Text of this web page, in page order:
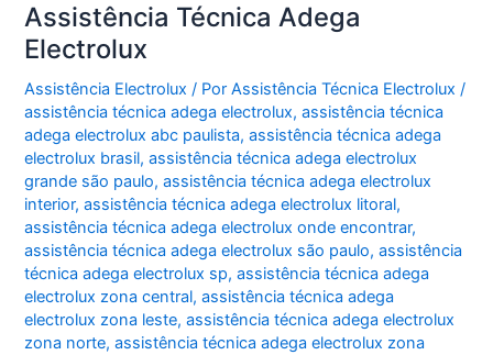
Assistência Técnica Adega
Electrolux
Assistência Electrolux / PorAssistência Técnica Electrolux/
assistência técnica adega electrolux,assistência técnica
adega electrolux abc paulista,assistência técnica adega
electrolux brasil,assistência técnica adega electrolux
grande são paulo,assistência técnica adega electrolux
interior,assistência técnica adega electrolux litoral,
assistência técnica adega electrolux onde encontrar,
assistência técnica adega electrolux são paulo,assistência
técnica adega electrolux sp,assistência técnica adega
electrolux zona central,assistência técnica adega
electrolux zona leste,assistência técnica adega electrolux
zona norte,assistência técnica adega electrolux zona